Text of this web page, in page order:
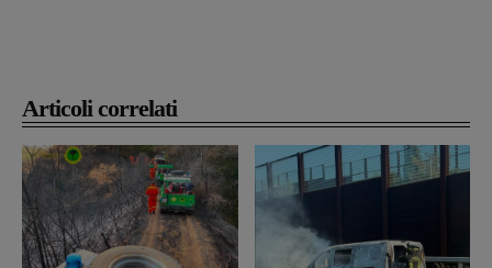
Articoli correlati